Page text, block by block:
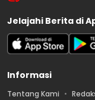
Jelajahi Berita di
Informasi
Tentang Kami